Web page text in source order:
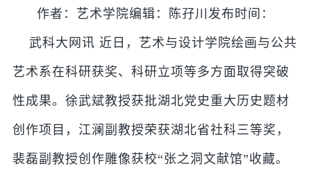
作者：艺术学院编辑：陈孖川发布时间：
武科大网讯 近日，艺术与设计学院绘画与公共
艺术系在科研获奖、科研立项等多方面取得突破
性成果。徐武斌教授获批湖北党史重大历史题材
创作项目，江澜副教授荣获湖北省社科三等奖，
裴磊副教授创作雕像获校“张之洞文献馆”收藏。